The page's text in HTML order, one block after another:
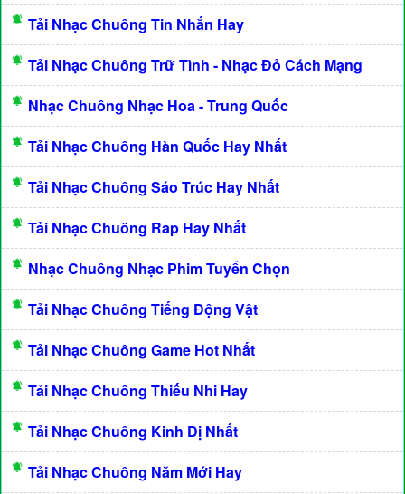
Tải Nhạc Chuông Tin Nhắn Hay
Tải Nhạc Chuông Trữ Tình - Nhạc Đỏ Cách Mạng
Nhạc Chuông Nhạc Hoa - Trung Quốc
Tải Nhạc Chuông Hàn Quốc Hay Nhất
Tải Nhạc Chuông Sáo Trúc Hay Nhất
Tải Nhạc Chuông Rap Hay Nhất
Nhạc Chuông Nhạc Phim Tuyển Chọn
Tải Nhạc Chuông Tiếng Động Vật
Tải Nhạc Chuông Game Hot Nhất
Tải Nhạc Chuông Thiếu Nhi Hay
Tải Nhạc Chuông Kinh Dị Nhất
Tải Nhạc Chuông Năm Mới Hay